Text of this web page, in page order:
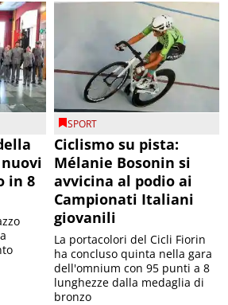
nuovi
in 8
SPORT
Ciclismo su pista:
Mélanie Bosonin si
avvicina al podio ai
Campionati Italiani
giovanili
La portacolori del Cicli Fiorin
ha concluso quinta nella gara
dell'omnium con 95 punti a 8
lunghezze dalla medaglia di
bronzo